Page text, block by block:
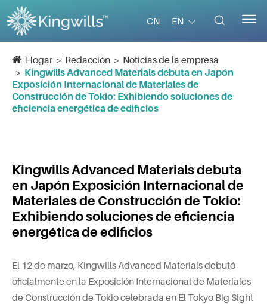
CN EN  
Hogar Redacción
Noticias de la empresa
Kingwills Advanced Materials debuta en Japón
Exposición Internacional de Materiales de
Construcción de Tokio: Exhibiendo soluciones de
eficiencia energética de edificios
Kingwills Advanced Materials debuta
en Japón Exposición Internacional de
Materiales de Construcción de Tokio:
Exhibiendo soluciones de eficiencia
energética de edificios
El 12 de marzo, Kingwills Advanced Materials debutó
oficialmente en la Exposición Internacional de Materiales
de Construcción de Tokio celebrada en El Tokyo Big Sight